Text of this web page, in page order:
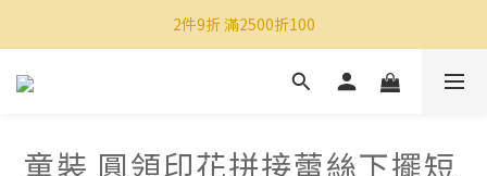
2件9折 滿2500折100
童裝 圓領印花拼接蕾絲下擺短